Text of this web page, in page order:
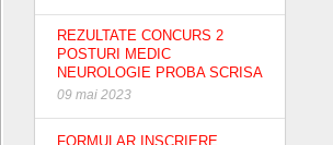
REZULTATE CONCURS 2
POSTURI MEDIC
NEUROLOGIE PROBA SCRISA
09 mai 2023
FORMULAR INSCRIERE